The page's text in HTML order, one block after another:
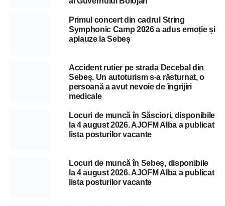
Primul concert din cadrul String
Symphonic Camp 2026 a adus emoție și
aplauze la Sebeș
Accident rutier pe strada Decebal din
Sebeș. Un autoturism s-a răsturnat, o
persoană a avut nevoie de îngrijiri
medicale
Locuri de muncă în Săsciori, disponibile
la 4 august 2026. AJOFM Alba a publicat
lista posturilor vacante
Locuri de muncă în Sebeș, disponibile
la 4 august 2026. AJOFM Alba a publicat
lista posturilor vacante